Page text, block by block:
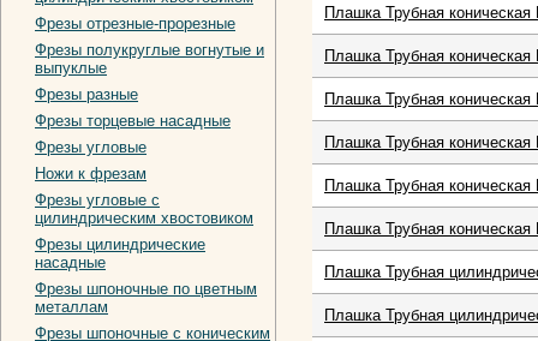
Фрезы отрезные-прорезные
Фрезы полукруглые вогнутые и
выпуклые
Фрезы разные
Фрезы торцевые насадные
Фрезы угловые
Ножи к фрезам
Фрезы угловые с
цилиндрическим хвостовиком
Фрезы цилиндрические
насадные
Фрезы шпоночные по цветным
металлам
Фрезы шпоночные с коническим
Плашка Трубная
Плашка Трубная
Плашка Трубная
Плашка Трубная
Плашка Трубная
Плашка Трубная
Плашка Трубная
Плашка Трубная